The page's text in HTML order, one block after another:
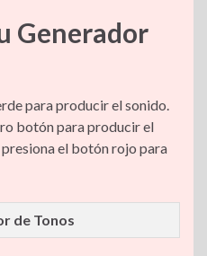
Generador
para producir el sonido.
botón para producir el
el botón rojo para
de Tonos